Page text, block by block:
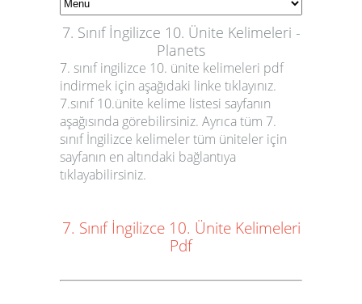
7. Sınıf İngilizce 10. Ünite Kelimeleri -
Planets
7. sınıf ingilizce 10. ünite kelimeleri pdf
indirmek için aşağıdaki linke tıklayınız.
7.sınıf 10.ünite kelime listesi sayfanın
aşağısında görebilirsiniz. Ayrıca tüm 7.
sınıf İngilizce kelimeler tüm üniteler için
sayfanın en altındaki bağlantıya
tıklayabilirsiniz.
7. Sınıf İngilizce 10. Ünite Kelimeleri
Pdf